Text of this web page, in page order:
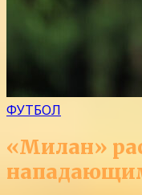
ФУТБОЛ
«Милан»